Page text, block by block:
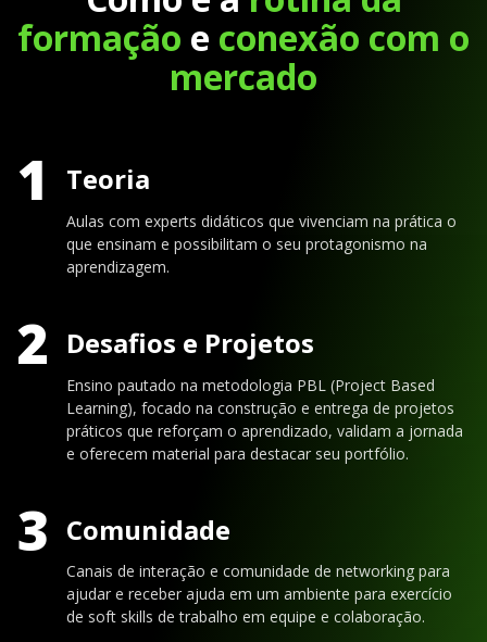
formação e conexão com o
mercado
1 Teoria
Aulas com experts didáticos que vivenciam na prática o
que ensinam e possibilitam o seu protagonismo na
aprendizagem.
2 Desafios e Projetos
Ensino pautado na metodologia PBL (Project Based
Learning), focado na construção e entrega de projetos
práticos que reforçam o aprendizado, validam a jornada
e oferecem material para destacar seu portfólio.
3 Comunidade
Canais de interação e comunidade de networking para
ajudar e receber ajuda em um ambiente para exercício
de soft skills de trabalho em equipe e colaboração.